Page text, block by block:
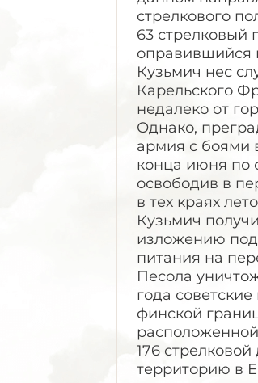
стрелкового
63 стрелковый
оправившийся
Кузьмич нес
Карельского
недалеко от
Однако,
армия с боями
конца июня по
освободив в
в тех краях
Кузьмич
изложению
питания на
Песола
года
финской
176
территорию в